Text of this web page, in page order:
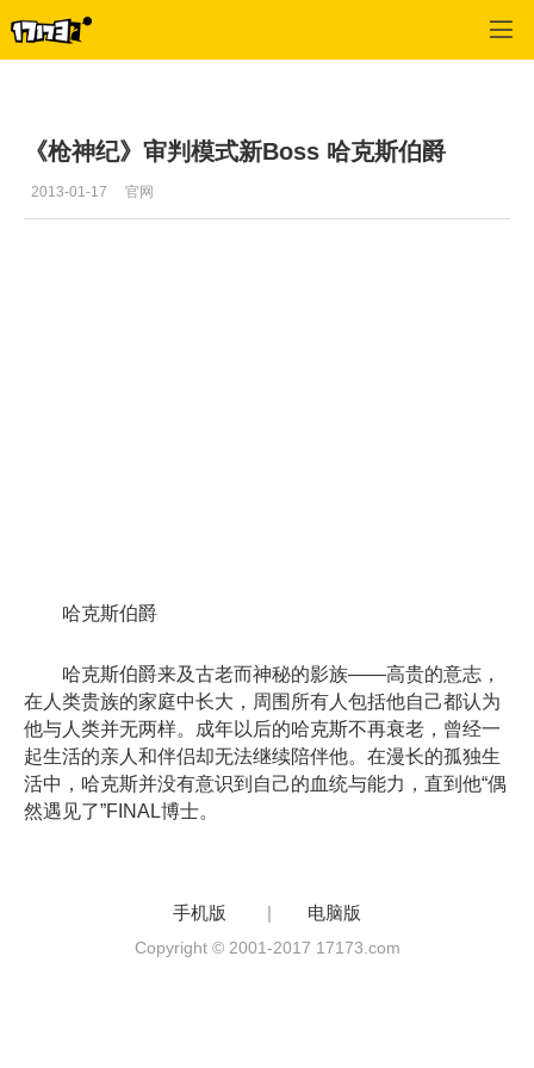
《枪神纪》审判模式新Boss 哈克斯伯爵
2013-01-17 官网
哈克斯伯爵
哈克斯伯爵来及古老而神秘的影族——高贵的意志，
在人类贵族的家庭中长大，周围所有人包括他自己都认为
他与人类并无两样。成年以后的哈克斯不再衰老，曾经一
起生活的亲人和伴侣却无法继续陪伴他。在漫长的孤独生
活中，哈克斯并没有意识到自己的血统与能力，直到他“偶
然遇见了”FINAL博士。
手机版 | 电脑版
Copyright © 2001-2017 17173.com